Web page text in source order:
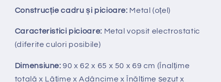
Construcție cadru și picioare: Metal (oțel)
Caracteristici picioare: Metal vopsit electrostatic
(diferite culori posibile)
Dimensiune: 90 x 62 x 65 x 50 x 69 cm (Înalțime
totală x Lățime x Adâncime x Înălțime șezut x